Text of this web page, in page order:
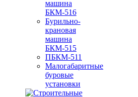
машина
БКМ-516
Бурильно-
крановая
машина
БКМ-515
ПБКМ-511
Малогабаритные
буровые
установки